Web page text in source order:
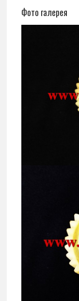
Фото галерея